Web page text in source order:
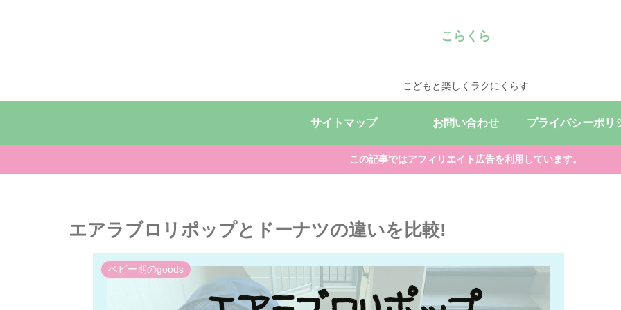
こらくら
こどもと楽しくラクにくらす
サイトマップ お問い合わせ
この記事ではアフィリエイト広告を利用しています。
エアラブロリポップとドーナツの違いを比較!
ベビー期のgoods